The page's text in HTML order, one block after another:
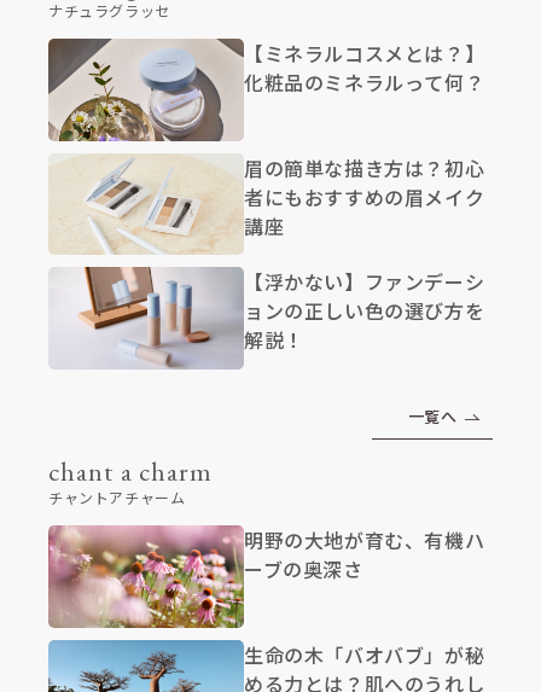
ナチュラグラッセ
【ミネラルコスメとは？】
化粧品のミネラルって何？
眉の簡単な描き方は？初心
者にもおすすめの眉メイク
講座
【浮かない】ファンデーシ
ョンの正しい色の選び方を
解説！
一覧へ
chant a charm
チャントアチャーム
明野の大地が育む、有機ハ
ーブの奥深さ
生命の木「バオバブ」が秘
める力とは？肌へのうれし